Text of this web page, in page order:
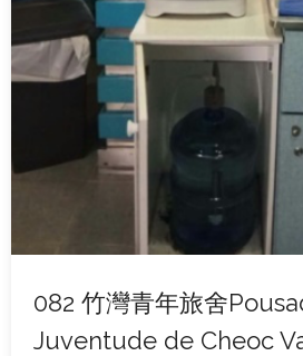
082 竹灣青年旅舍
Juventude de Cheoc